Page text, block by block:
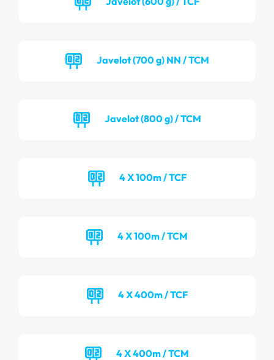
Javelot (700 g) NN / TCM
Javelot (800 g) / TCM
4 X 100m / TCF
4 X 100m / TCM
4 X 400m / TCF
4 X 400m / TCM